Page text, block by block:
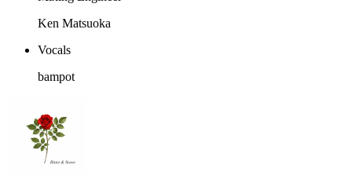
Ken Matsuoka
Vocals
bampot